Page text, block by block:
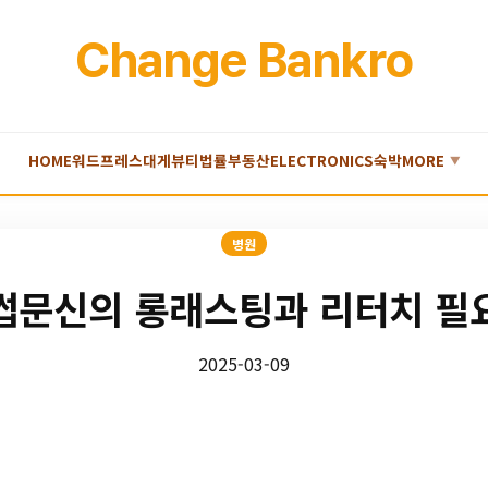
Change Bankro
HOME워드프레스대게뷰티법률부동산ELECTRONICS숙박MORE ▼
병원
문신의 롱래스팅과 리터치 필
2025-03-09